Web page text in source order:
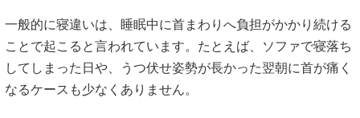
一般的に寝違いは、睡眠中に首まわりへ負担がかかり続ける
ことで起こると言われています。たとえば、ソファで寝落ち
してしまった日や、うつ伏せ姿勢が長かった翌朝に首が痛く
なるケースも少なくありません。